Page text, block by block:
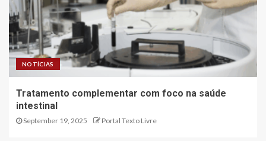
NOTÍCIAS
Tratamento complementar com foco na saúde
intestinal
September 19, 2025 Portal Texto Livre